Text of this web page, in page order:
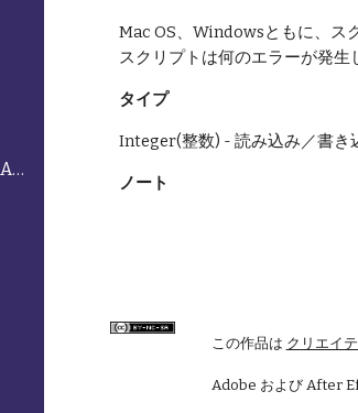
exitAfterLaunchAndEval
Mac OS、Windowsともに、ス
スクリプトは何のエラーが発生
タイプ
Integer(整数) - 読み込み／書き
ノート
この作品は クリエイ
Adobe および After